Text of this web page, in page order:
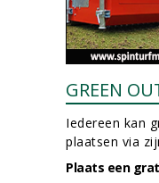
GREEN
Iedereen kan
plaatsen via
Plaats een